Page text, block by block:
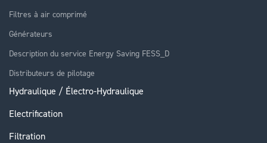
Filtres à air comprimé
Générateurs
Description du service Energy Saving FESS_D
Distributeurs de pilotage
Hydraulique / Électro-Hydraulique
Electrification
Filtration